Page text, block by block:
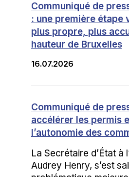
Communiqué de
: une première étape
plus propre, plus
hauteur de Bruxelles
16.07.2026
Communiqué de
accélérer les permis
l’autonomie des
La Secrétaire d’État à
Audrey Henry, s’est